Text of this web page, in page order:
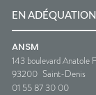
EN
ANSM
143 boulevard Anatole
93200 Saint-Denis
01 55 87 30 00